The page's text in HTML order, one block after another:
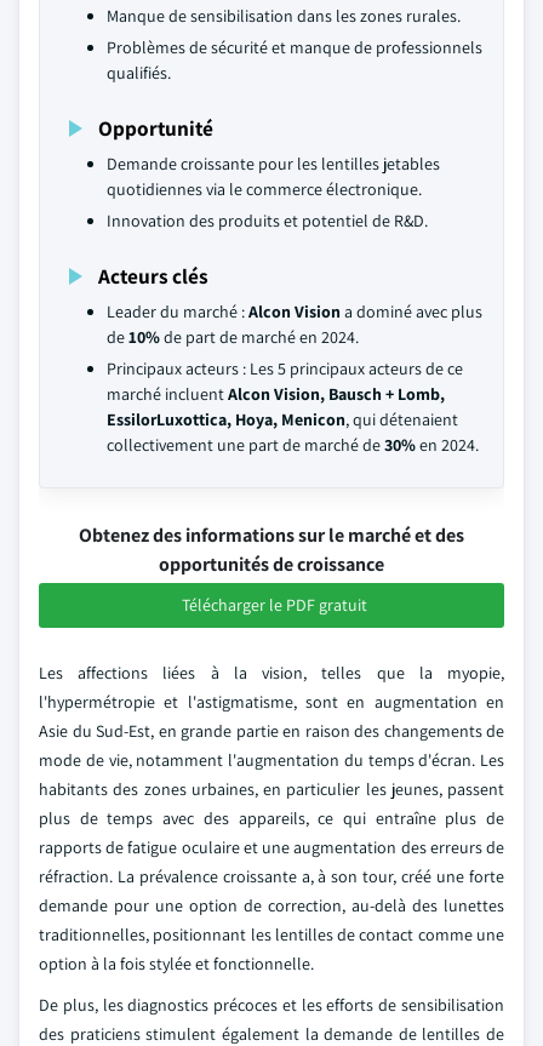
Manque de sensibilisation dans les zones rurales.
Problèmes de sécurité et manque de professionnels
qualifiés.
Opportunité
Demande croissante pour les lentilles jetables
quotidiennes via le commerce électronique.
Innovation des produits et potentiel de R&D.
Acteurs clés
Leader du marché :Alcon Vision a dominé avec plus
de10%de part de marché en 2024.
Principaux acteurs : Les 5 principaux acteurs de ce
marché incluentAlcon Vision, Bausch + Lomb,
EssilorLuxottica, Hoya, Menicon, qui détenaient
collectivement une part de marché de30%en 2024.
Obtenez des informations sur le marché et des
opportunités de croissance
Télécharger le PDF gratuit
Les affections liées à la vision, telles que la myopie,
l'hypermétropie et l'astigmatisme, sont en augmentation en
Asie du Sud-Est, en grande partie en raison des changements de
mode de vie, notamment l'augmentation du temps d'écran. Les
habitants des zones urbaines, en particulier les jeunes, passent
plus de temps avec des appareils, ce qui entraîne plus de
rapports de fatigue oculaire et une augmentation des erreurs de
réfraction. La prévalence croissante a, à son tour, créé une forte
demande pour une option de correction, au-delà des lunettes
traditionnelles, positionnant les lentilles de contact comme une
option à la fois stylée et fonctionnelle.
De plus, les diagnostics précoces et les efforts de sensibilisation
des praticiens stimulent également la demande de lentilles de